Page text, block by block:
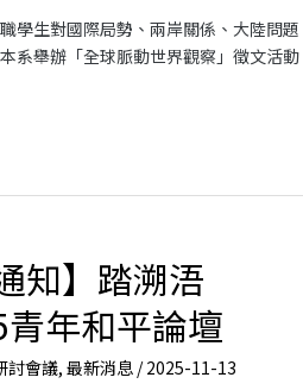
學生對國際局勢、兩岸關係、大陸問題
系舉辦「全球脈動世界觀察」徵文活動
知】踏溯浯
年和平論壇
討會議, 最新消息 /2025-11-13